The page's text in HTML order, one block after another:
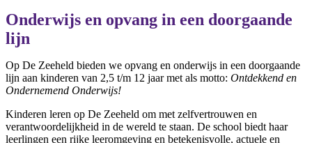
Onderwijs en opvang in een doorgaande
lijn
Op De Zeeheld bieden we opvang en onderwijs in een doorgaande
lijn aan kinderen van 2,5 t/m 12 jaar met als motto: Ontdekkend en
Ondernemend Onderwijs!
Kinderen leren op De Zeeheld om met zelfvertrouwen en
verantwoordelijkheid in de wereld te staan. De school biedt haar
leerlingen een rijke leeromgeving en betekenisvolle, actuele en